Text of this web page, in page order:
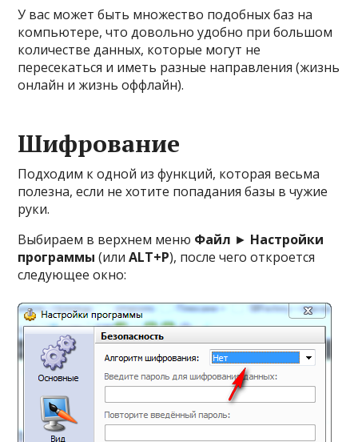
У вас может быть множество подобных баз на
компьютере, что довольно удобно при большом
количестве данных, которые могут не
пересекаться и иметь разные направления (жизнь
онлайн и жизнь оффлайн).
Шифрование
Подходим к одной из функций, которая весьма
полезна, если не хотите попадания базы в чужие
руки.
Выбираем в верхнем меню Файл ► Настройки
программы (илиALT+P), после чего откроется
следующее окно: